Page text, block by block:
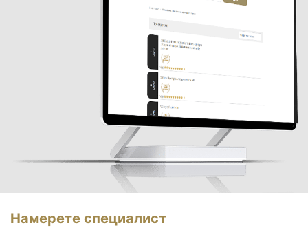
Намерете специалист